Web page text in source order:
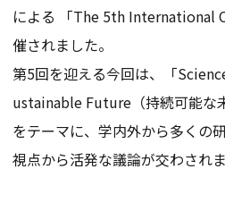
による 「The 5th International
催されました。
第5回を迎える今回は、「
ustainable Future（持続可能な
をテーマに、学内外から多くの
視点から活発な議論が交わされま